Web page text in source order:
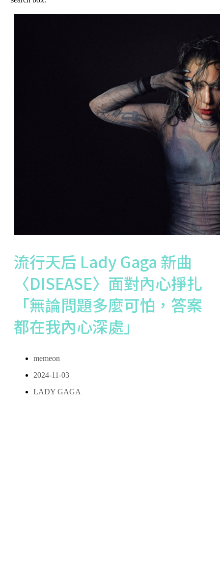
流行天后 Lady Gaga 新曲
〈DISEASE〉面對內心掙扎
「無論問題多麼可怕，答案
都在我內心深處」
memeon
2024-11-03
LADY GAGA